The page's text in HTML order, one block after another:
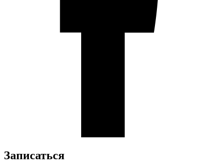
Записаться